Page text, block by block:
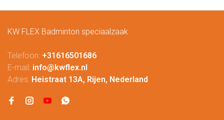
White
KW FLEX Badminton speciaalzaak
Telefoon: +31616501686
E-mail: info@kwflex.nl
Adres: Heistraat 13A, Rijen, Nederland